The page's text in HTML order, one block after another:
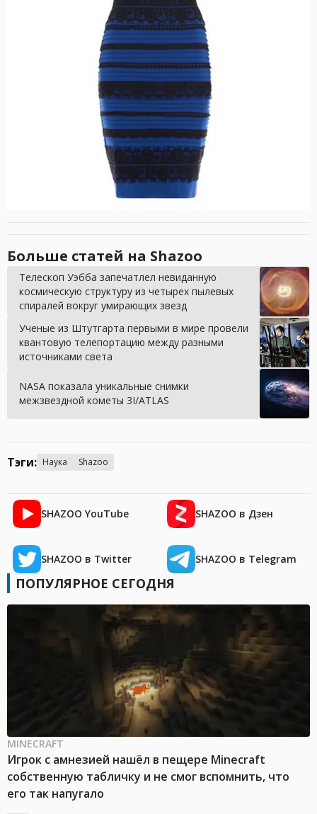
Больше статей на Shazoo
Телескоп Уэбба запечатлел невиданную
космическую структуру из четырех пылевых
спиралей вокруг умирающих звезд
Ученые из Штутгарта первыми в мире провели
квантовую телепортацию между разными
источниками света
NASA показала уникальные снимки
межзвездной кометы 3I/ATLAS
Тэги: Наука Shazoo
SHAZOO YouTube SHAZOO в Дзен
SHAZOO в Twitter SHAZOO в Telegram
ПОПУЛЯРНОЕ СЕГОДНЯ
MINECRAFT
Игрок с амнезией нашёл в пещере Minecraft
собственную табличку и не смог вспомнить, что
его так напугало